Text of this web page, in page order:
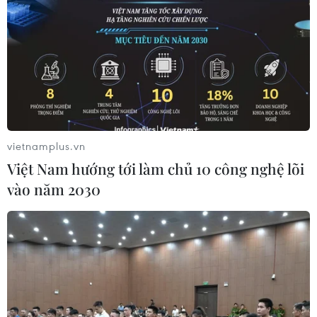
Xem trực tiếp trận Thái Lan-
Malaysia tại ASEAN Cup 2026 trên
kênh nào?
01/08/2026 08:41
CƠ QUAN CHỦ QUẢN: THÔNG TẤN XÃ VIỆT NAM
Tổng Biên tập: TRẦN TIẾN DUẨN
Phó Tổng Biên tập: NGUYỄN THỊ TÁM, KHÚC THANH
vietnamplus.vn
Việt Nam hướng tới làm chủ 10 công nghệ lõi
vào năm 2030